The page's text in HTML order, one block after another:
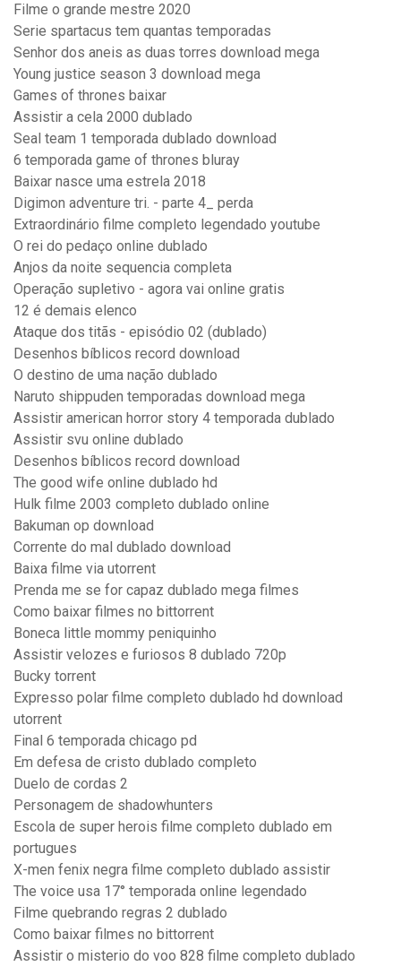
Filme o grande mestre 2020
Serie spartacus tem quantas temporadas
Senhor dos aneis as duas torres download mega
Young justice season 3 download mega
Games of thrones baixar
Assistir a cela 2000 dublado
Seal team 1 temporada dublado download
6 temporada game of thrones bluray
Baixar nasce uma estrela 2018
Digimon adventure tri. - parte 4_ perda
Extraordinário filme completo legendado youtube
O rei do pedaço online dublado
Anjos da noite sequencia completa
Operação supletivo - agora vai online gratis
12 é demais elenco
Ataque dos titãs - episódio 02 (dublado)
Desenhos bíblicos record download
O destino de uma nação dublado
Naruto shippuden temporadas download mega
Assistir american horror story 4 temporada dublado
Assistir svu online dublado
Desenhos bíblicos record download
The good wife online dublado hd
Hulk filme 2003 completo dublado online
Bakuman op download
Corrente do mal dublado download
Baixa filme via utorrent
Prenda me se for capaz dublado mega filmes
Como baixar filmes no bittorrent
Boneca little mommy peniquinho
Assistir velozes e furiosos 8 dublado 720p
Bucky torrent
Expresso polar filme completo dublado hd download
utorrent
Final 6 temporada chicago pd
Em defesa de cristo dublado completo
Duelo de cordas 2
Personagem de shadowhunters
Escola de super herois filme completo dublado em
portugues
X-men fenix negra filme completo dublado assistir
The voice usa 17° temporada online legendado
Filme quebrando regras 2 dublado
Como baixar filmes no bittorrent
Assistir o misterio do voo 828 filme completo dublado